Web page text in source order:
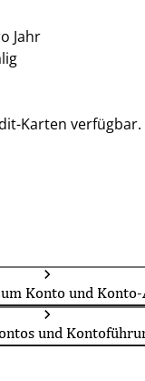
Jahr
Karten verfügbar.
Konto und
und